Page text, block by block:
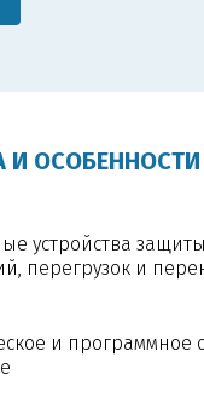
И ОСОБЕННОСТИ
устройства
перегрузок и
и программное